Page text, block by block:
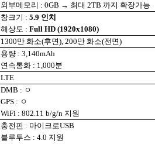
외부메모리 : 0GB → 최대 2TB까지 확장가능
창크기 :5.9 인치
해상도 :Full HD (1920x1080)
1300만 화소(후면), 200만 화소(전면)
용량 : 3,140mAh
연속통화 : 1,000분
LTE
DMB : ㅇ
GPS : ㅇ
WiFi : 802.11 b/g/n 지원
충전핀 : 마이크로USB
블루투스 : 4.0 지원